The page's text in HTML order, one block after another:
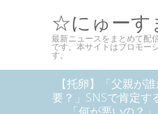
☆にゅー
最新ニュースをまとめて配
です。本サイトはプロモー
す。
【托卵】「父親が
要？」SNSで肯定